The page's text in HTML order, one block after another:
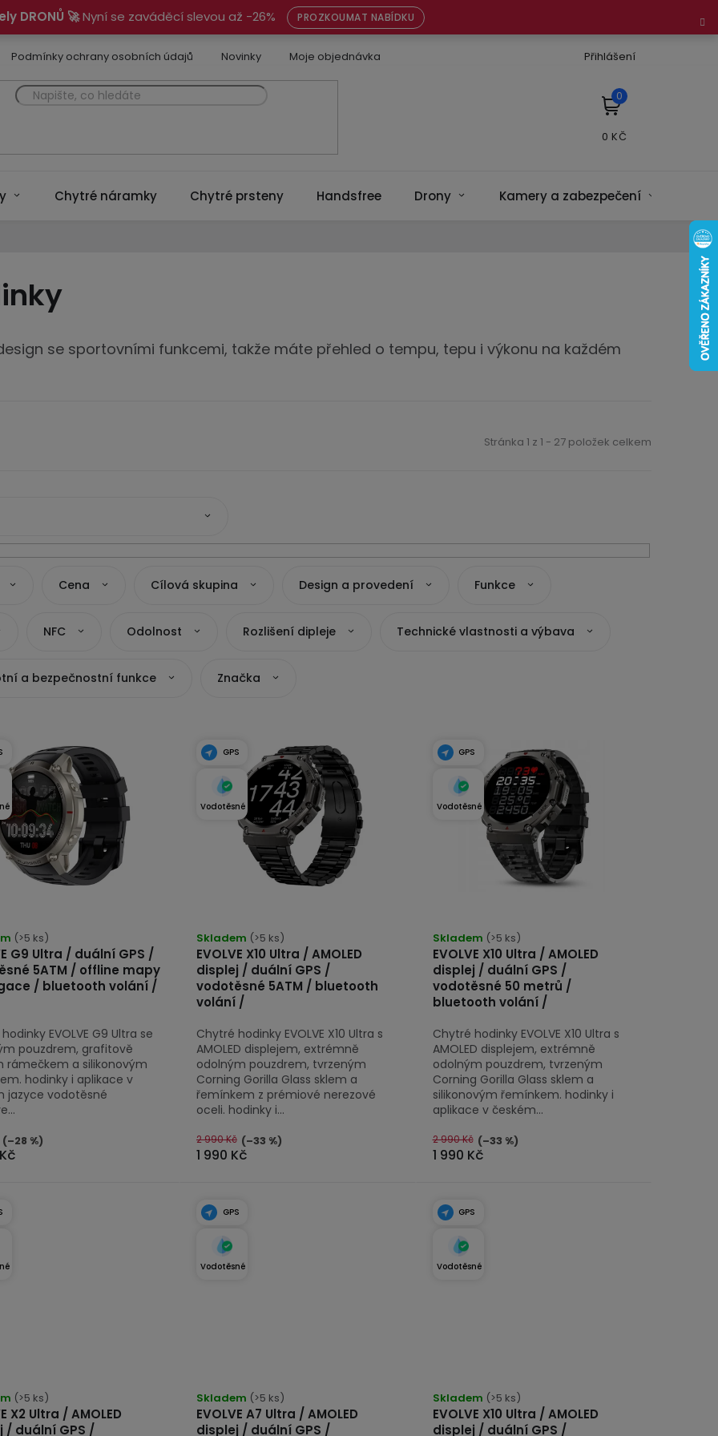
DRONŮ 🚀Nyní se zaváděcí slevou až -26% PROZKOUMAT NABÍDKU
Podmínky ochrany osobních údajů Novinky Moje objednávka Přihlášení
NÁKUPNÍ
KOŠÍK
Chytré náramky Chytré prsteny Handsfree Drony Kamery a zabezpečení
se sportovními funkcemi, takže máte přehled o tempu, tepu i výkonu na každém
Stránka 1 z 1 - 27 položek celkem
Cena Cílová skupina Design a provedení Funkce
NFC Odolnost Rozlišení dipleje Technické vlastnosti a výbava
a bezpečnostní funkce Značka
G9 Ultra / duální GPS /
5ATM / offline mapy
/ bluetooth volání /
(>5 ks)
(–28 %)
EVOLVE G9 Ultra se
pouzdrem, grafitově
rámečkem a silikonovým
hodinky i aplikace v
jazyce vodotěsné
GPS
Vodotěsné
EVOLVE X10 Ultra / AMOLED
displej / duální GPS /
vodotěsné 5ATM / bluetooth
volání /
hodnocení
produktu
je
4,8
5
hvězdiček.
Skladem (>5 ks)
1 990 Kč
2 990 Kč (–33 %)
Chytré hodinky EVOLVE X10 Ultra s
AMOLED displejem, extrémně
odolným pouzdrem, tvrzeným
Corning Gorilla Glass sklem a
řemínkem z prémiové nerezové
oceli. hodinky i...
GPS
Vodotěsné
EVOLVE X10 Ultra / AMOLED
displej / duální GPS /
vodotěsné 50 metrů /
bluetooth volání /
hodnocení
produktu
je
5,0
5
hvězdiček.
Skladem (>5 ks)
1 990 Kč
2 990 Kč (–33 %)
Chytré hodinky EVOLVE X10 Ultra s
AMOLED displejem, extrémně
odolným pouzdrem, tvrzeným
Corning Gorilla Glass sklem a
silikonovým řemínkem. hodinky i
aplikace v českém...
X2 Ultra / AMOLED
/ duální GPS /
(>5 ks)
GPS
Vodotěsné
EVOLVE A7 Ultra / AMOLED
displej / duální GPS /
hodnocení
produktu
Skladem (>5 ks)
GPS
Vodotěsné
EVOLVE X10 Ultra / AMOLED
displej / duální GPS /
hodnocení
produktu
Skladem (>5 ks)